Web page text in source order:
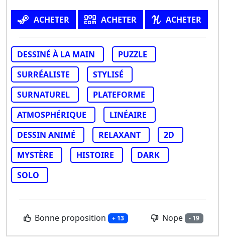
ACHETER ACHETER ACHETER
DESSINÉ À LA MAIN
PUZZLE
SURRÉALISTE
STYLISÉ
SURNATUREL
PLATEFORME
ATMOSPHÉRIQUE
LINÉAIRE
DESSIN ANIMÉ
RELAXANT
2D
MYSTÈRE
HISTOIRE
DARK
SOLO
Bonne proposition + 13 Nope - 19